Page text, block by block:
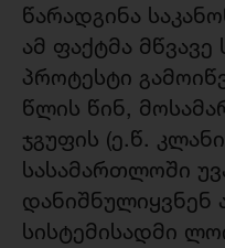
წარადგინა
ამ ფაქტმა
პროტესტი
წლის წინ,
ჯგუფის (ე.წ.
სასამართლოში
დანიშნულიყვნენ
სისტემისადმი